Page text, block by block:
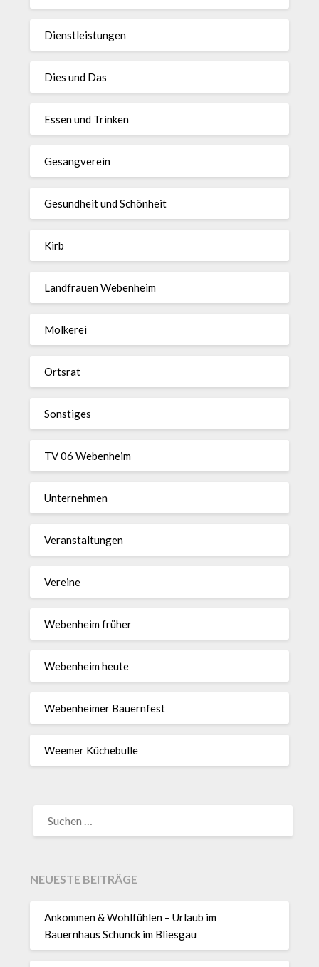
Dienstleistungen
Dies und Das
Essen und Trinken
Gesangverein
Gesundheit und Schönheit
Kirb
Landfrauen Webenheim
Molkerei
Ortsrat
Sonstiges
TV 06 Webenheim
Unternehmen
Veranstaltungen
Vereine
Webenheim früher
Webenheim heute
Webenheimer Bauernfest
Weemer Küchebulle
NACH:
NEUESTE BEITRÄGE
Ankommen & Wohlfühlen – Urlaub im
Bauernhaus Schunck im Bliesgau